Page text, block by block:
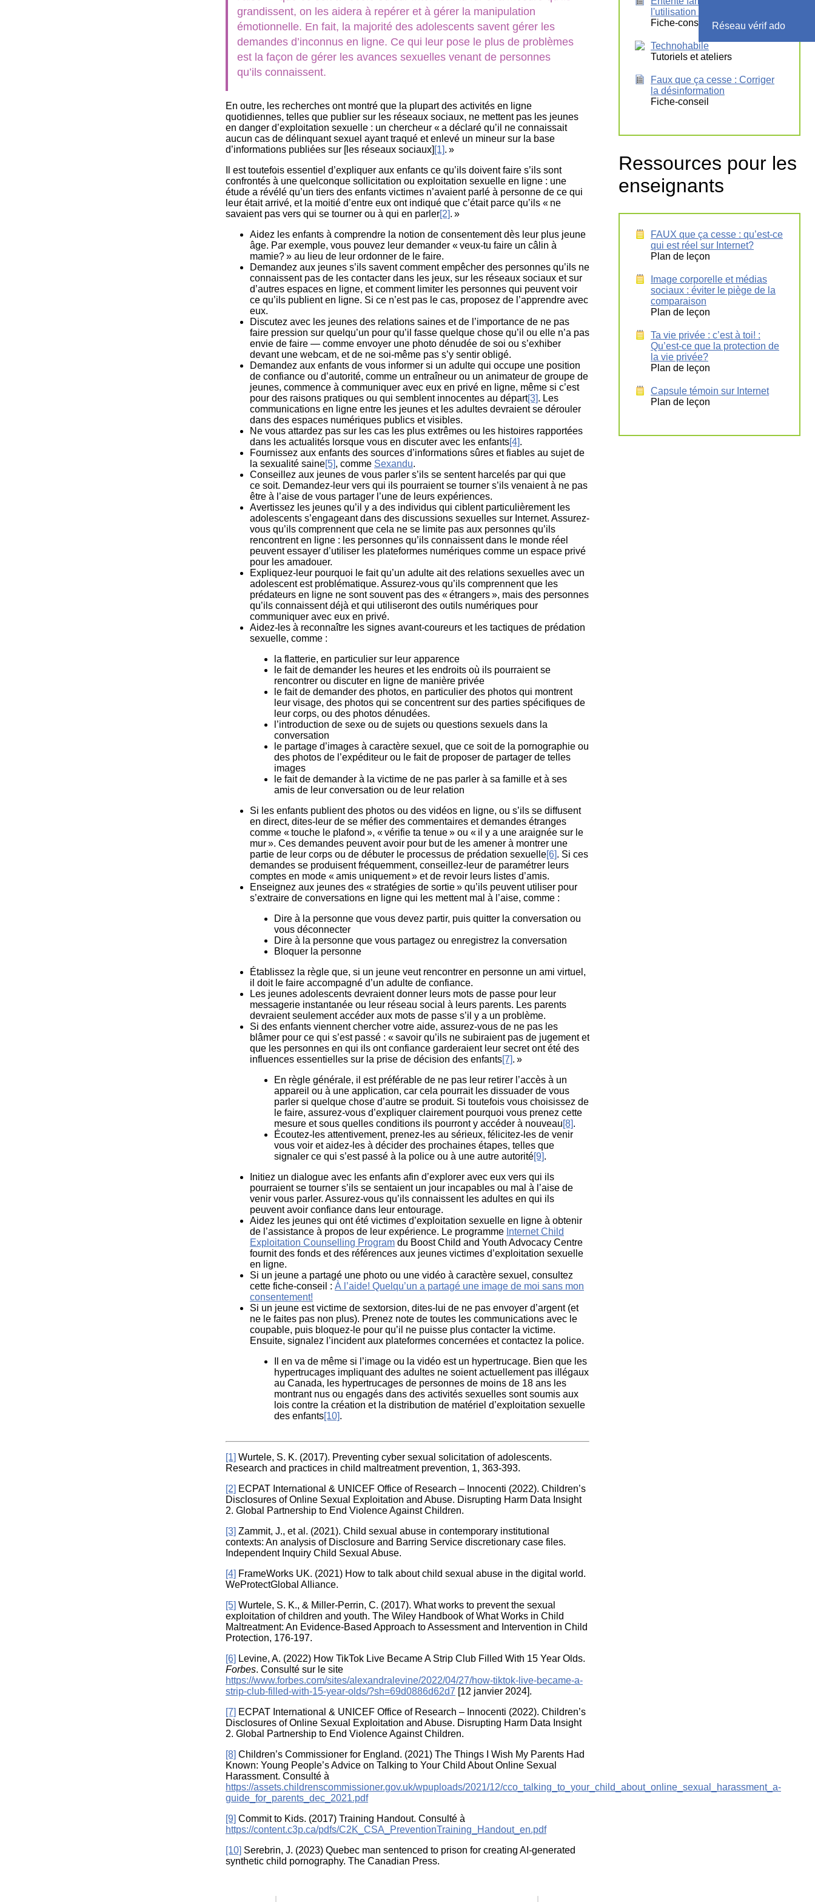
Réseau vérif ado
grandissent, on les aidera à repérer et à gérer la manipulation
émotionnelle. En fait, la majorité des adolescents savent gérer les
demandes d’inconnus en ligne. Ce qui leur pose le plus de problèmes
est la façon de gérer les avances sexuelles venant de personnes
qu’ils connaissent.
En outre, les recherches ont montré que la plupart des activités en ligne
quotidiennes, telles que publier sur les réseaux sociaux, ne mettent pas les jeunes
en danger d’exploitation sexuelle : un chercheur « a déclaré qu’il ne connaissait
aucun cas de délinquant sexuel ayant traqué et enlevé un mineur sur la base
d’informations publiées sur [les réseaux sociaux] [1]. »
Il est toutefois essentiel d’expliquer aux enfants ce qu’ils doivent faire s’ils sont
confrontés à une quelconque sollicitation ou exploitation sexuelle en ligne : une
étude a révélé qu’un tiers des enfants victimes n’avaient parlé à personne de ce qui
leur était arrivé, et la moitié d’entre eux ont indiqué que c’était parce qu’ils « ne
savaient pas vers qui se tourner ou à qui en parler[2]. »
Aidez les enfants à comprendre la notion de consentement dès leur plus jeune
âge. Par exemple, vous pouvez leur demander « veux-tu faire un câlin à
mamie? » au lieu de leur ordonner de le faire.
Demandez aux jeunes s’ils savent comment empêcher des personnes qu’ils ne
connaissent pas de les contacter dans les jeux, sur les réseaux sociaux et sur
d’autres espaces en ligne, et comment limiter les personnes qui peuvent voir
ce qu’ils publient en ligne. Si ce n’est pas le cas, proposez de l’apprendre avec
eux.
Discutez avec les jeunes des relations saines et de l’importance de ne pas
faire pression sur quelqu’un pour qu’il fasse quelque chose qu’il ou elle n’a pas
envie de faire — comme envoyer une photo dénudée de soi ou s’exhiber
devant une webcam, et de ne soi-même pas s’y sentir obligé.
Demandez aux enfants de vous informer si un adulte qui occupe une position
de confiance ou d’autorité, comme un entraîneur ou un animateur de groupe de
jeunes, commence à communiquer avec eux en privé en ligne, même si c’est
pour des raisons pratiques ou qui semblent innocentes au départ[3]. Les
communications en ligne entre les jeunes et les adultes devraient se dérouler
dans des espaces numériques publics et visibles.
Ne vous attardez pas sur les cas les plus extrêmes ou les histoires rapportées
dans les actualités lorsque vous en discuter avec les enfants[4].
Fournissez aux enfants des sources d’informations sûres et fiables au sujet de
la sexualité saine[5], comme Sexandu.
Conseillez aux jeunes de vous parler s’ils se sentent harcelés par qui que
ce soit. Demandez-leur vers qui ils pourraient se tourner s’ils venaient à ne pas
être à l’aise de vous partager l’une de leurs expériences.
Avertissez les jeunes qu’il y a des individus qui ciblent particulièrement les
adolescents s’engageant dans des discussions sexuelles sur Internet. Assurez-
vous qu’ils comprennent que cela ne se limite pas aux personnes qu’ils
rencontrent en ligne : les personnes qu’ils connaissent dans le monde réel
peuvent essayer d’utiliser les plateformes numériques comme un espace privé
pour les amadouer.
Expliquez-leur pourquoi le fait qu’un adulte ait des relations sexuelles avec un
adolescent est problématique. Assurez-vous qu’ils comprennent que les
prédateurs en ligne ne sont souvent pas des « étrangers », mais des personnes
qu’ils connaissent déjà et qui utiliseront des outils numériques pour
communiquer avec eux en privé.
Aidez-les à reconnaître les signes avant-coureurs et les tactiques de prédation
sexuelle, comme :
la flatterie, en particulier sur leur apparence
le fait de demander les heures et les endroits où ils pourraient se
rencontrer ou discuter en ligne de manière privée
le fait de demander des photos, en particulier des photos qui montrent
leur visage, des photos qui se concentrent sur des parties spécifiques de
leur corps, ou des photos dénudées.
l’introduction de sexe ou de sujets ou questions sexuels dans la
conversation
le partage d’images à caractère sexuel, que ce soit de la pornographie ou
des photos de l’expéditeur ou le fait de proposer de partager de telles
images
le fait de demander à la victime de ne pas parler à sa famille et à ses
amis de leur conversation ou de leur relation
Si les enfants publient des photos ou des vidéos en ligne, ou s’ils se diffusent
en direct, dites-leur de se méfier des commentaires et demandes étranges
comme « touche le plafond », « vérifie ta tenue » ou « il y a une araignée sur le
mur ». Ces demandes peuvent avoir pour but de les amener à montrer une
partie de leur corps ou de débuter le processus de prédation sexuelle[6]. Si ces
demandes se produisent fréquemment, conseillez-leur de paramétrer leurs
comptes en mode « amis uniquement » et de revoir leurs listes d’amis.
Enseignez aux jeunes des « stratégies de sortie » qu’ils peuvent utiliser pour
s’extraire de conversations en ligne qui les mettent mal à l’aise, comme :
Dire à la personne que vous devez partir, puis quitter la conversation ou
vous déconnecter
Dire à la personne que vous partagez ou enregistrez la conversation
Bloquer la personne
Établissez la règle que, si un jeune veut rencontrer en personne un ami virtuel,
il doit le faire accompagné d’un adulte de confiance.
Les jeunes adolescents devraient donner leurs mots de passe pour leur
messagerie instantanée ou leur réseau social à leurs parents. Les parents
devraient seulement accéder aux mots de passe s’il y a un problème.
Si des enfants viennent chercher votre aide, assurez-vous de ne pas les
blâmer pour ce qui s’est passé : « savoir qu’ils ne subiraient pas de jugement et
que les personnes en qui ils ont confiance garderaient leur secret ont été des
influences essentielles sur la prise de décision des enfants[7]. »
En règle générale, il est préférable de ne pas leur retirer l’accès à un
appareil ou à une application, car cela pourrait les dissuader de vous
parler si quelque chose d’autre se produit. Si toutefois vous choisissez de
le faire, assurez-vous d’expliquer clairement pourquoi vous prenez cette
mesure et sous quelles conditions ils pourront y accéder à nouveau[8].
Écoutez-les attentivement, prenez-les au sérieux, félicitez-les de venir
vous voir et aidez-les à décider des prochaines étapes, telles que
signaler ce qui s’est passé à la police ou à une autre autorité[9].
Initiez un dialogue avec les enfants afin d’explorer avec eux vers qui ils
pourraient se tourner s’ils se sentaient un jour incapables ou mal à l’aise de
venir vous parler. Assurez-vous qu’ils connaissent les adultes en qui ils
peuvent avoir confiance dans leur entourage.
Aidez les jeunes qui ont été victimes d’exploitation sexuelle en ligne à obtenir
de l’assistance à propos de leur expérience. Le programme Internet Child
Exploitation Counselling Program du Boost Child and Youth Advocacy Centre
fournit des fonds et des références aux jeunes victimes d’exploitation sexuelle
en ligne.
Si un jeune a partagé une photo ou une vidéo à caractère sexuel, consultez
cette fiche-conseil : À l’aide! Quelqu’un a partagé une image de moi sans mon
consentement!
Si un jeune est victime de sextorsion, dites-lui de ne pas envoyer d’argent (et
ne le faites pas non plus). Prenez note de toutes les communications avec le
coupable, puis bloquez-le pour qu’il ne puisse plus contacter la victime.
Ensuite, signalez l’incident aux plateformes concernées et contactez la police.
Il en va de même si l’image ou la vidéo est un hypertrucage. Bien que les
hypertrucages impliquant des adultes ne soient actuellement pas illégaux
au Canada, les hypertrucages de personnes de moins de 18 ans les
montrant nus ou engagés dans des activités sexuelles sont soumis aux
lois contre la création et la distribution de matériel d’exploitation sexuelle
des enfants[10].
[1] Wurtele, S. K. (2017). Preventing cyber sexual solicitation of adolescents.
Research and practices in child maltreatment prevention, 1, 363-393.
[2] ECPAT International & UNICEF Office of Research – Innocenti (2022). Children’s
Disclosures of Online Sexual Exploitation and Abuse. Disrupting Harm Data Insight
2. Global Partnership to End Violence Against Children.
[3] Zammit, J., et al. (2021). Child sexual abuse in contemporary institutional
contexts: An analysis of Disclosure and Barring Service discretionary case files.
Independent Inquiry Child Sexual Abuse.
[4] FrameWorks UK. (2021) How to talk about child sexual abuse in the digital world.
WeProtectGlobal Alliance.
[5] Wurtele, S. K., & Miller‐Perrin, C. (2017). What works to prevent the sexual
exploitation of children and youth. The Wiley Handbook of What Works in Child
Maltreatment: An Evidence‐Based Approach to Assessment and Intervention in Child
Protection, 176-197.
[6] Levine, A. (2022) How TikTok Live Became A Strip Club Filled With 15 Year Olds.
Forbes. Consulté sur le site
https://www.forbes.com/sites/alexandralevine/2022/04/27/how-tiktok-live-became-a-
strip-club-filled-with-15-year-olds/?sh=69d0886d62d7 [12 janvier 2024].
[7] ECPAT International & UNICEF Office of Research – Innocenti (2022). Children’s
Disclosures of Online Sexual Exploitation and Abuse. Disrupting Harm Data Insight
2. Global Partnership to End Violence Against Children.
[8] Children’s Commissioner for England. (2021) The Things I Wish My Parents Had
Known: Young People’s Advice on Talking to Your Child About Online Sexual
Harassment. Consulté à
https://assets.childrenscommissioner.gov.uk/wpuploads/2021/12/cco_talking_to_your_child_about_online_sexual_harassment_a-
guide_for_parents_dec_2021.pdf
[9] Commit to Kids. (2017) Training Handout. Consulté à
https://content.c3p.ca/pdfs/C2K_CSA_PreventionTraining_Handout_en.pdf
[10] Serebrin, J. (2023) Quebec man sentenced to prison for creating AI-generated
synthetic child pornography. The Canadian Press.
l'utilisation d'Internet
Fiche-conseil
Technohabile
Tutoriels et ateliers
Faux que ça cesse : Corriger
la désinformation
Fiche-conseil
Ressources pour les
enseignants
FAUX que ça cesse : qu’est-ce
qui est réel sur Internet?
Plan de leçon
Image corporelle et médias
sociaux : éviter le piège de la
comparaison
Plan de leçon
Ta vie privée : c’est à toi! :
Qu’est-ce que la protection de
la vie privée?
Plan de leçon
Capsule témoin sur Internet
Plan de leçon